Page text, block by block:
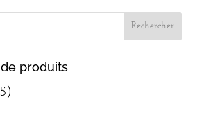
produits